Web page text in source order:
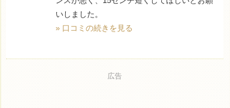
いしました。
» 口コミの続きを見る